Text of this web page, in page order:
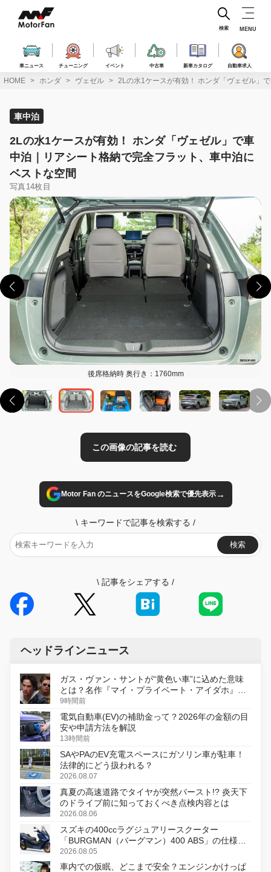
ス
車ニュース チューニング イベント 中古車 新車カタログ 自動車求人
検索 MENU
HOME ホンダ ヴェゼル 2Lの水1ケースが有効！ ホンダ「ヴェゼル」
車中泊
2Lの水1ケースが有効！ ホンダ「ヴェゼル」で車
中泊｜リアシート格納で完全フラット、車中泊に
ベストな空間
写真14枚目
後席格納時 奥行き：1760mm
この画像の記事を読む
Motor Fan のニュースをGoogle検索で優先表示→
\ キーワードで記事を検索する /
検索
\ 記事をシェアする /
ヘッドラインニュース
ガス・ヴァン・サントが“黄色い車”に込めた意味
とは？名作『マイ・プライベート・アイダホ』が
初のデジタルリマスター版で復活
9時間前
電気自動車(EV)の補助金って？2026年の金額の目
安や申請方法を解説
13時間前
SAやPAのEV充電スペースにガソリン車が駐車！
法律的にどう扱われる？
2026.08.07
真夏の高速道路でタイヤが突然バースト!? 炎天下
のドライブ前に知っておくべき点検内容とは
2026.08.06
スズキの400ccラグジュアリースクーター
「BURGMAN（バーグマン）400 ABS」の仕様を
変更し、8月18日に発売
2026.08.05
車内での仮眠、どこまで安全？エンジンかけっぱ